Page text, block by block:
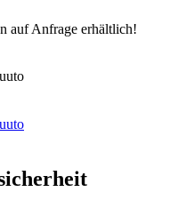
auf Anfrage erhältlich!